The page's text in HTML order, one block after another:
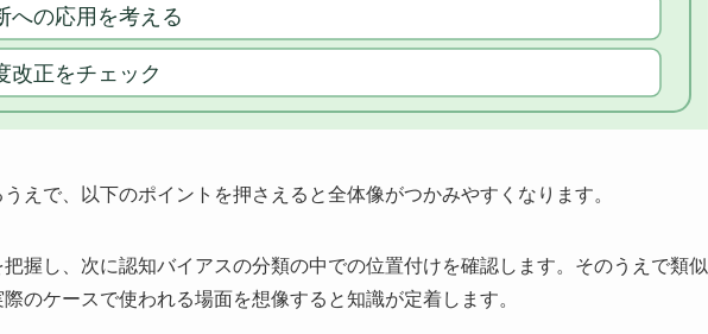
えで、以下のポイントを押さえると全体像がつかみやすくなります。
握し、次に認知バイアスの分類の中での位置付けを確認します。そのうえで類似
のケースで使われる場面を想像すると知識が定着します。